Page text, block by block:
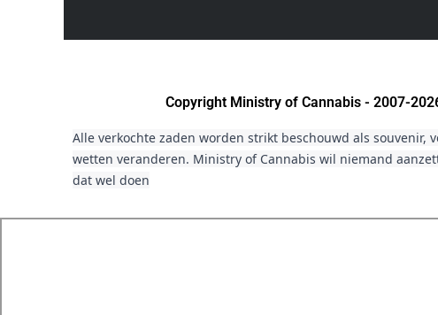
Copyright Ministry of Cannabis - 2007-
Alle verkochte zaden worden strikt beschouwd als
wetten veranderen. Ministry of Cannabis wil niemand
dat wel doen